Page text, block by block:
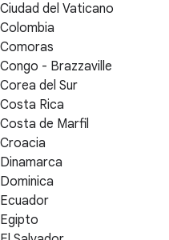
Ciudad del Vaticano
Colombia
Comoras
Congo - Brazzaville
Corea del Sur
Costa Rica
Costa de Marfil
Croacia
Dinamarca
Dominica
Ecuador
Egipto